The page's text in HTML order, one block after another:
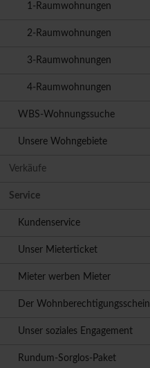
1-Raumwohnungen
2-Raumwohnungen
3-Raumwohnungen
4-Raumwohnungen
WBS-Wohnungssuche
Unsere Wohngebiete
Verkäufe
Service
Kundenservice
Unser Mieterticket
Mieter werben Mieter
Der Wohnberechtigungsschein
Unser soziales Engagement
Rundum-Sorglos-Paket